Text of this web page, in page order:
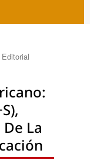
Editorial
La